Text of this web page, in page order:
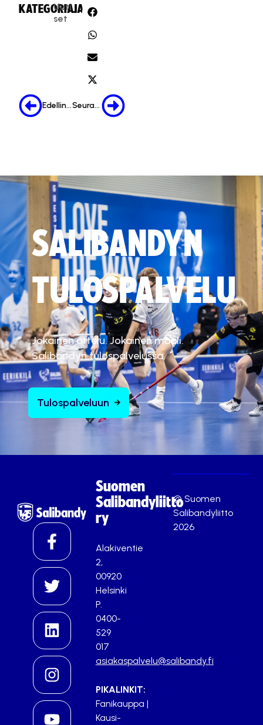
KATEGORIA:
Uuti
set
JAA:
Edellinen Seuraava
SALIBANDYN
TULOSPALVELU
Jokainen ottelu. Jokainen maali.
Salibandyn tulospalvelussa.
Tulospalveluun
Suomen
Salibandyliitto
ry
Alakiventie
2,
00920
Helsinki
P.
0400-
529
017
asiakaspalvelu@salibandy.fi
PIKALINKIT:
Fanikauppa |
Kausi-
© Suomen
Salibandyliitto
2026